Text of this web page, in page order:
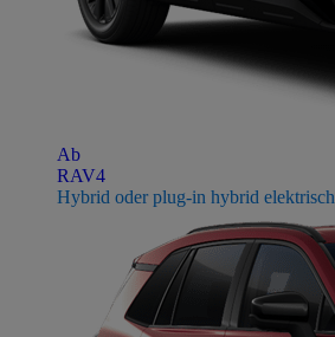
Ab
RAV4
Hybrid oder plug-in hybrid elektrisch